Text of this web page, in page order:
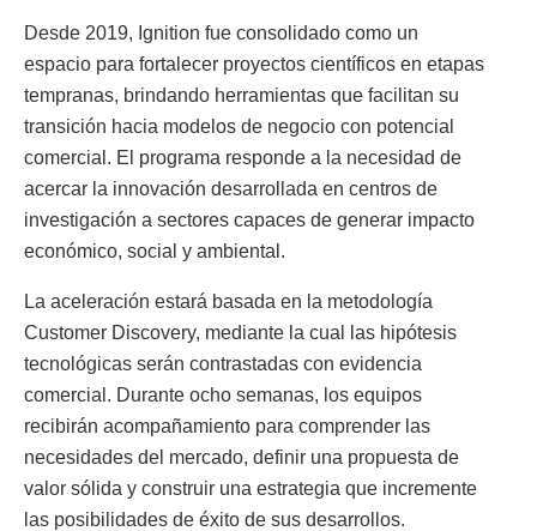
Desde 2019, Ignition fue consolidado como un
espacio para fortalecer proyectos científicos en etapas
tempranas, brindando herramientas que facilitan su
transición hacia modelos de negocio con potencial
comercial. El programa responde a la necesidad de
acercar la innovación desarrollada en centros de
investigación a sectores capaces de generar impacto
económico, social y ambiental.
La aceleración estará basada en la metodología
Customer Discovery, mediante la cual las hipótesis
tecnológicas serán contrastadas con evidencia
comercial. Durante ocho semanas, los equipos
recibirán acompañamiento para comprender las
necesidades del mercado, definir una propuesta de
valor sólida y construir una estrategia que incremente
las posibilidades de éxito de sus desarrollos.